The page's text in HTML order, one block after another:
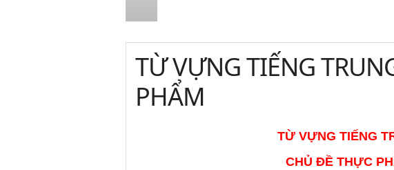
TỪ VỰNG TIẾNG
PHẨM
TỪ VỰNG TIẾNG
CHỦ ĐỀ THỰC